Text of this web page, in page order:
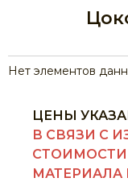
ФУНДАМЕНТНЫЕ
СВАИ
ПЕРЕМЫЧКИ
ПРОГОНЫ
Нет элементов
ЦЕНЫ
В СВЯЗИ С
МАТЕРИАЛА